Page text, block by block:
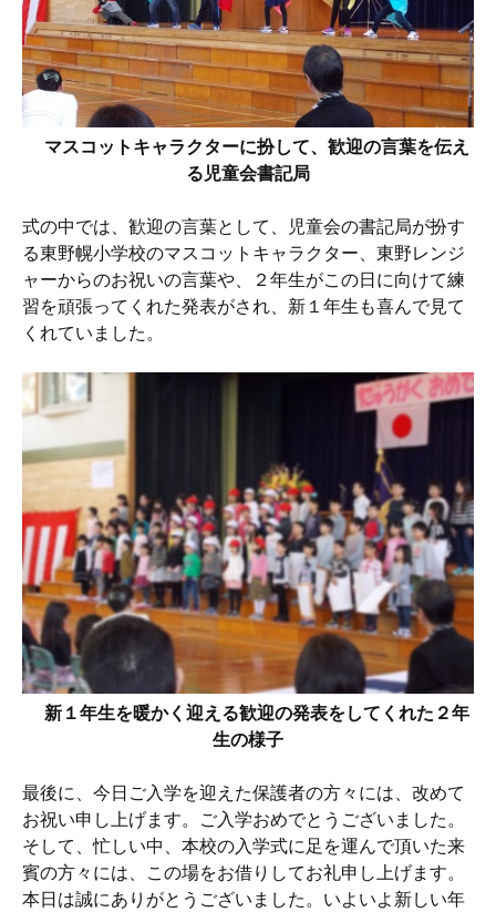
マスコットキャラクターに扮して、歓迎の言葉を伝え
る児童会書記局
式の中では、歓迎の言葉として、児童会の書記局が扮す
る東野幌小学校のマスコットキャラクター、東野レンジ
ャーからのお祝いの言葉や、２年生がこの日に向けて練
習を頑張ってくれた発表がされ、新１年生も喜んで見て
くれていました。
新１年生を暖かく迎える歓迎の発表をしてくれた２年
生の様子
最後に、今日ご入学を迎えた保護者の方々には、改めて
お祝い申し上げます。ご入学おめでとうございました。
そして、忙しい中、本校の入学式に足を運んで頂いた来
賓の方々には、この場をお借りしてお礼申し上げます。
本日は誠にありがとうございました。いよいよ新しい年